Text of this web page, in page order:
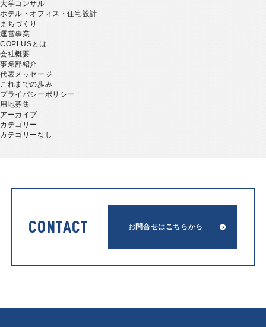
大学コンサル
ホテル・オフィス・住宅設計
まちづくり
運営事業
COPLUSとは
会社概要
事業部紹介
代表メッセージ
これまでの歩み
プライバシーポリシー
用地募集
アーカイブ
カテゴリー
カテゴリーなし
CONTACT お問合せはこちらから